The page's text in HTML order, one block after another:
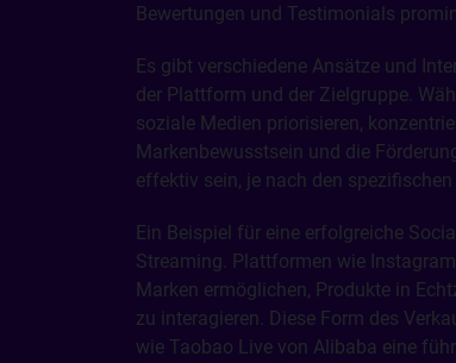
Bewertungen und Testimonials
Es gibt verschiedene Ansätze und
der Plattform und der Zielgruppe.
soziale Medien priorisieren,
Markenbewusstsein und die
effektiv sein, je nach den
Ein Beispiel für eine erfolgreiche
Streaming. Plattformen wie
Marken ermöglichen, Produkte in
zu interagieren. Diese Form des
wie Taobao Live von Alibaba eine